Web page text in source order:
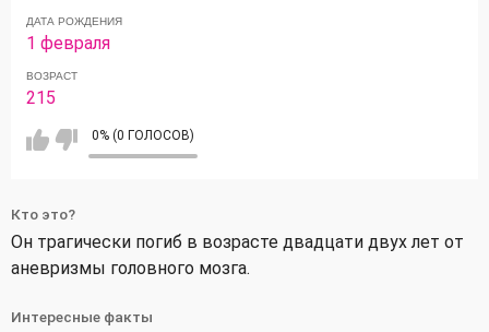
ДАТА РОЖДЕНИЯ
1 февраля
ВОЗРАСТ
215
0% (0 ГОЛОСОВ)
Кто это?
Он трагически погиб в возрасте двадцати двух лет от
аневризмы головного мозга.
Интересные факты